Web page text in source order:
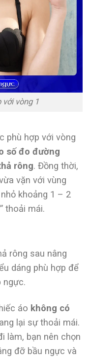
với vòng 1
phù hợp với vòng
số đo đường
rông. Đồng thời,
vặn với vùng
khoảng 1 – 2
thoải mái.
rông sau nâng
dáng phù hợp để
ngực.
áo không có
lại sự thoải mái.
làm, bạn nên chọn
đỡ bầu ngực và